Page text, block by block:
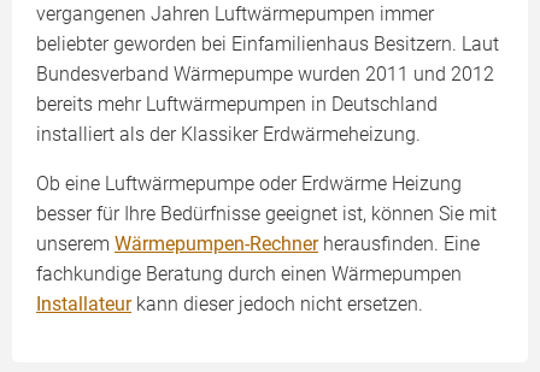
vergangenen Jahren Luftwärmepumpen immer
beliebter geworden bei Einfamilienhaus Besitzern. Laut
Bundesverband Wärmepumpe wurden 2011 und 2012
bereits mehr Luftwärmepumpen in Deutschland
installiert als der Klassiker Erdwärmeheizung.
Ob eine Luftwärmepumpe oder Erdwärme Heizung
besser für Ihre Bedürfnisse geeignet ist, können Sie mit
unserem Wärmepumpen-Rechnerherausfinden. Eine
fachkundige Beratung durch einen Wärmepumpen
Installateurkann dieser jedoch nicht ersetzen.